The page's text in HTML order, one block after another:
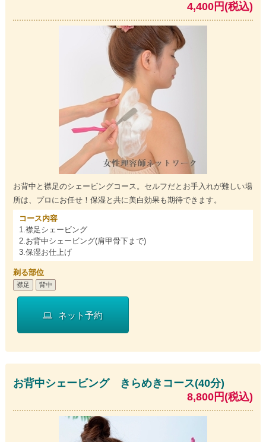
4,400円(税込)
お背中と襟足のシェービングコース。セルフだとお手入れが難しい場
所は、プロにお任せ！保湿と共に美白効果も期待できます。
コース内容
1.襟足シェービング
2.お背中シェービング(肩甲骨下まで)
3.保湿お仕上げ
剃る部位
襟足 背中
ネット予約
お背中シェービング きらめきコース(40分)
8,800円(税込)